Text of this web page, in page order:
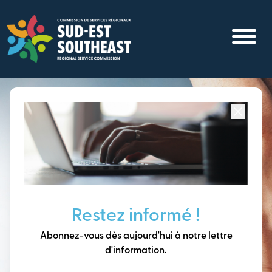
contenu
principal
Restez informé !
Abonnez-vous dès aujourd'hui à notre lettre
d'information.
Concentré sur toutes les communautés du
Nouveau-Brunswick
construire notre avenir